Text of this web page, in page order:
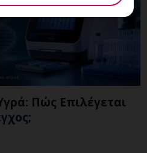
Πώς Επιλέγεται